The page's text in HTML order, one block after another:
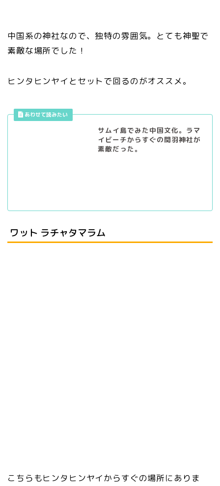
中国系の神社なので、独特の雰囲気。とても神聖で
素敵な場所でした！
ヒンタヒンヤイとセットで回るのがオススメ。
サムイ島でみた中国文化。ラマ
イビーチからすぐの関羽神社が
素敵だった。
ワット ラチャタマラム
こちらもヒンタヒンヤイからすぐの場所にありま